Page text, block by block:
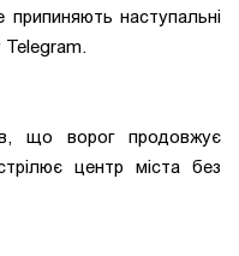
припиняють наступальні
Telegram.
що ворог продовжує
центр міста без